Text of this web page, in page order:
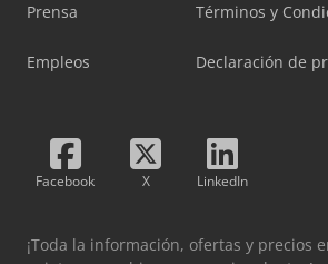
Prensa
Empleos
Términos y
Declaración de
Facebook X LinkedIn
¡Toda la información, ofertas y precios